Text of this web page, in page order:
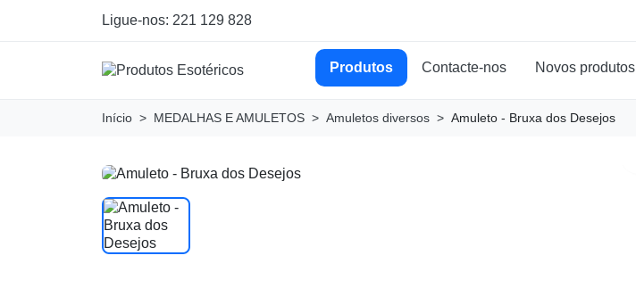
Ligue-nos: 221 129 828
Produtos Contacte-nos Novos produtos
Início MEDALHAS E AMULETOS Amuletos diversos Amuleto - Bruxa dos Desejos